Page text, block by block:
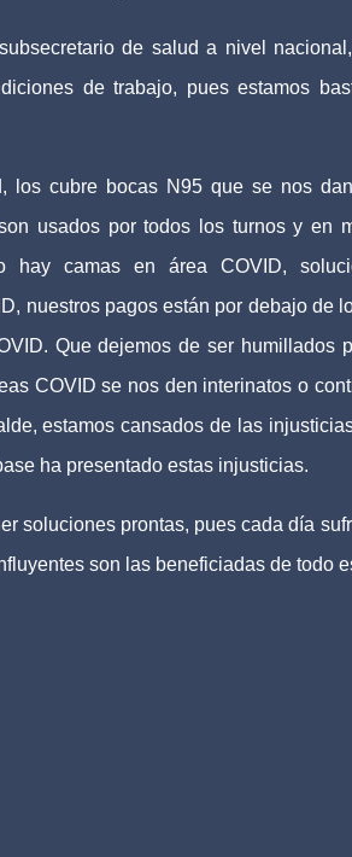
de salud a nivel
de trabajo, pues estamos
los cubre bocas N95 que se nos
usados por todos los turnos y en
hay camas en área COVID,
nuestros pagos están por debajo de
Que dejemos de ser humillados
COVID se nos den interinatos o
estamos cansados de las
ha presentado estas injusticias.
soluciones prontas, pues cada día
son las beneficiadas de todo